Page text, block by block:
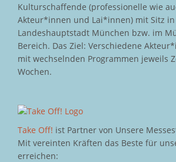
Kulturschaffende (professionelle wie
Akteur*innen und Lai*innen) mit Sitz
Landeshauptstadt München bzw. im
Bereich. Das Ziel: Verschiedene
mit wechselnden Programmen jeweils
Wochen.
Take Off! ist Partner von Unsere
Mit vereinten Kräften das Beste für
erreichen: